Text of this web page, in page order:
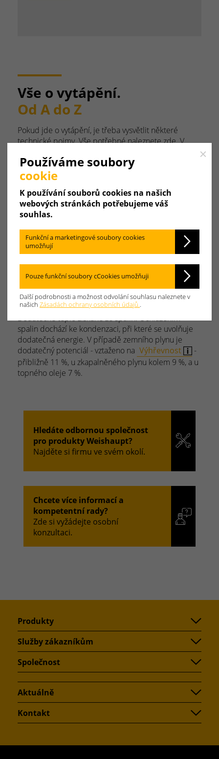
Vše o vytápění.
Od A do Z
Pokud jde o vytápění, je třeba vysvětlit některé
technické pojmy. Vše potřebné naleznete zde. V
A B
H
I J K L M
O
P Q R S T
U
V
W X Y Z
Kondenzační teplo
Dodatečné teplo získané ze spalin. Ochlazením
spalin dochází ke kondenzaci, při které se uvolňuje
dodatečná energie. V případě zemního plynu je
dodatečný potenciál - vztaženo na Výhřevnost
-
přibližně 11 %, u zkapalněného plynu kolem 9 %, a u
topného oleje 7 %.
Hledáte odbornou společnost
pro produkty Weishaupt?
Najděte si firmu ve svém okolí.
Chcete více informací a
kompetentní rady?
Zde si vyžádejte osobní
konzultaci.
Produkty
Služby zákazníkům
Společnost
Aktuálně
Kontakt
Close
Používáme soubory
cookie
K používání souborů cookies na našich
webových stránkách potřebujeme váš
souhlas.
Funkční a marketingové soubory cookies
umožňují
Pouze funkční soubory cCookies umožňuji
Další podrobnosti a možnost odvolání souhlasu naleznete v
našich Zásadách ochrany osobních údajů..